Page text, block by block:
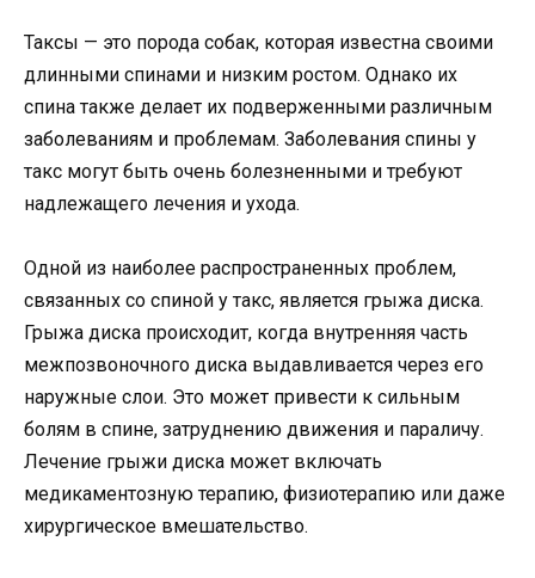
Таксы — это порода собак, которая известна своими
длинными спинами и низким ростом. Однако их
спина также делает их подверженными различным
заболеваниям и проблемам. Заболевания спины у
такс могут быть очень болезненными и требуют
надлежащего лечения и ухода.
Одной из наиболее распространенных проблем,
связанных со спиной у такс, является грыжа диска.
Грыжа диска происходит, когда внутренняя часть
межпозвоночного диска выдавливается через его
наружные слои. Это может привести к сильным
болям в спине, затруднению движения и параличу.
Лечение грыжи диска может включать
медикаментозную терапию, физиотерапию или даже
хирургическое вмешательство.